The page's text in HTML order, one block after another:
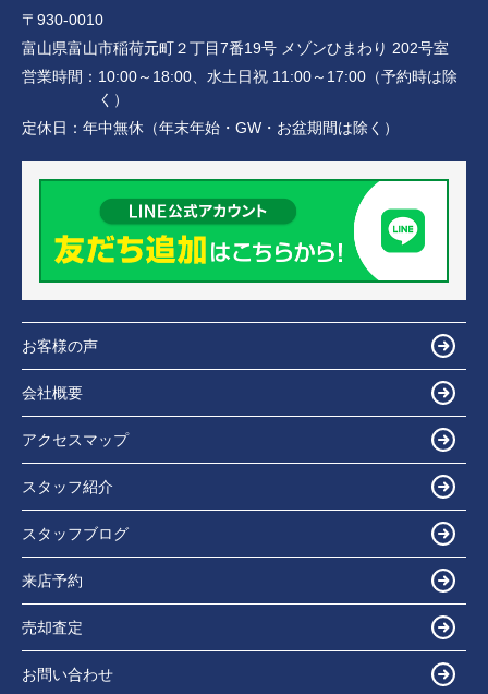
〒930-0010
富山県富山市稲荷元町２丁目7番19号 メゾンひまわり 202号室
営業時間： 10:00～18:00、水土日祝 11:00～17:00（予約時は除
く）
定休日： 年中無休（年末年始・GW・お盆期間は除く）
お客様の声
会社概要
アクセスマップ
スタッフ紹介
スタッフブログ
来店予約
売却査定
お問い合わせ